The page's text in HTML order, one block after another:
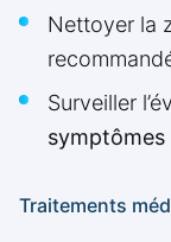
Nettoyer la
Surveiller
Traitements